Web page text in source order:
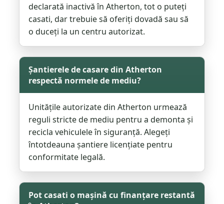
declarată inactivă în Atherton, tot o puteți
casati, dar trebuie să oferiți dovadă sau să
o duceți la un centru autorizat.
Șantierele de casare din Atherton
respectă normele de mediu?
Unitățile autorizate din Atherton urmează
reguli stricte de mediu pentru a demonta și
recicla vehiculele în siguranță. Alegeți
întotdeauna șantiere licențiate pentru
conformitate legală.
Pot casati o mașină cu finanțare restantă